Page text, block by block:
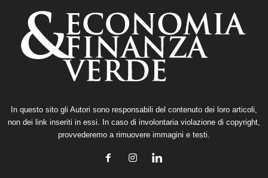
In questo sito gli Autori sono responsabili del contenuto dei loro articoli,
non dei link inseriti in essi. In caso di involontaria violazione di copyright,
provvederemo a rimuovere immagini e testi.